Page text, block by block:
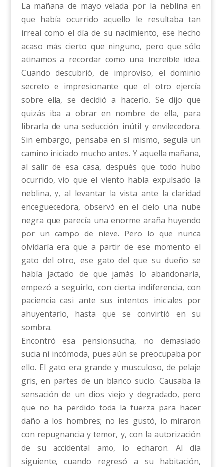
La mañana de mayo velada por la neblina en
que había ocurrido aquello le resultaba tan
irreal como el día de su nacimiento, ese hecho
acaso más cierto que ninguno, pero que sólo
atinamos a recordar como una increíble idea.
Cuando descubrió, de improviso, el dominio
secreto e impresionante que el otro ejercía
sobre ella, se decidió a hacerlo. Se dijo que
quizás iba a obrar en nombre de ella, para
librarla de una seducción inútil y envilecedora.
Sin embargo, pensaba en sí mismo, seguía un
camino iniciado mucho antes. Y aquella mañana,
al salir de esa casa, después que todo hubo
ocurrido, vio que el viento había expulsado la
neblina, y, al levantar la vista ante la claridad
enceguecedora, observó en el cielo una nube
negra que parecía una enorme araña huyendo
por un campo de nieve. Pero lo que nunca
olvidaría era que a partir de ese momento el
gato del otro, ese gato del que su dueño se
había jactado de que jamás lo abandonaría,
empezó a seguirlo, con cierta indiferencia, con
paciencia casi ante sus intentos iniciales por
ahuyentarlo, hasta que se convirtió en su
sombra.
Encontró esa pensionsucha, no demasiado
sucia ni incómoda, pues aún se preocupaba por
ello. El gato era grande y musculoso, de pelaje
gris, en partes de un blanco sucio. Causaba la
sensación de un dios viejo y degradado, pero
que no ha perdido toda la fuerza para hacer
daño a los hombres; no les gustó, lo miraron
con repugnancia y temor, y, con la autorización
de su accidental amo, lo echaron. Al día
siguiente, cuando regresó a su habitación,